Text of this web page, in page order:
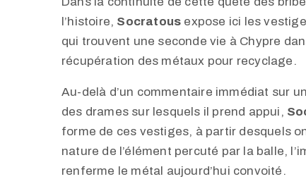
l’histoire, Socratous expose ici les
qui trouvent une seconde vie à Chypre
récupération des métaux pour recyclage.
Au-delà d’un commentaire immédiat sur
des drames sur lesquels il prend appui,
forme de ces vestiges, à partir desquels
nature de l’élément percuté par la balle,
renferme le métal aujourd’hui convoité.